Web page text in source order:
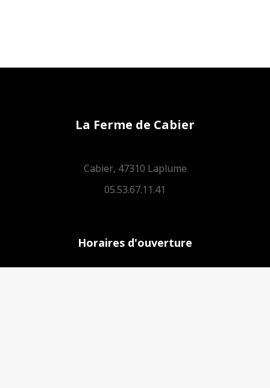
La Ferme de Cabier
Cabier, 47310 Laplume
05.53.67.11.41
Horaires d'ouverture